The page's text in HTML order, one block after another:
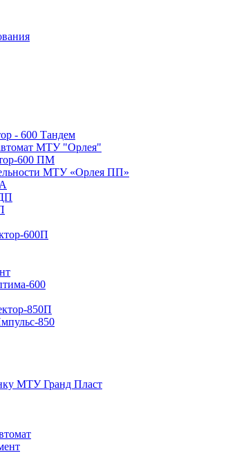
- 600 Тандем
МТУ "Орлея"
600 ПМ
МТУ «Орлея ПП»
600П
600
850П
850
МТУ Гранд Пласт